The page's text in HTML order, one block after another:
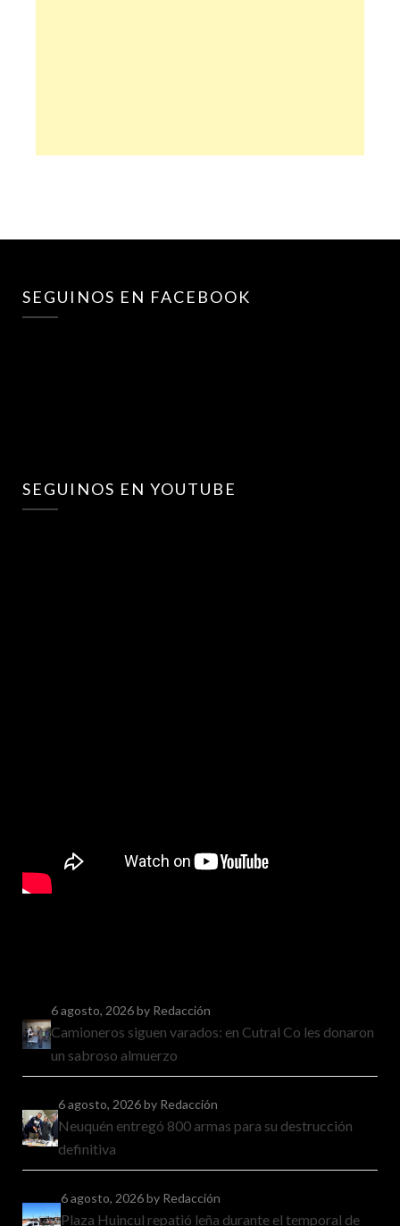
SEGUINOS EN FACEBOOK
SEGUINOS EN YOUTUBE
6 agosto, 2026by Redacción
Camioneros siguen varados: en Cutral Co les donaron
un sabroso almuerzo
6 agosto, 2026by Redacción
Neuquén entregó 800 armas para su destrucción
definitiva
6 agosto, 2026by Redacción
Plaza Huincul repatió leña durante el temporal de